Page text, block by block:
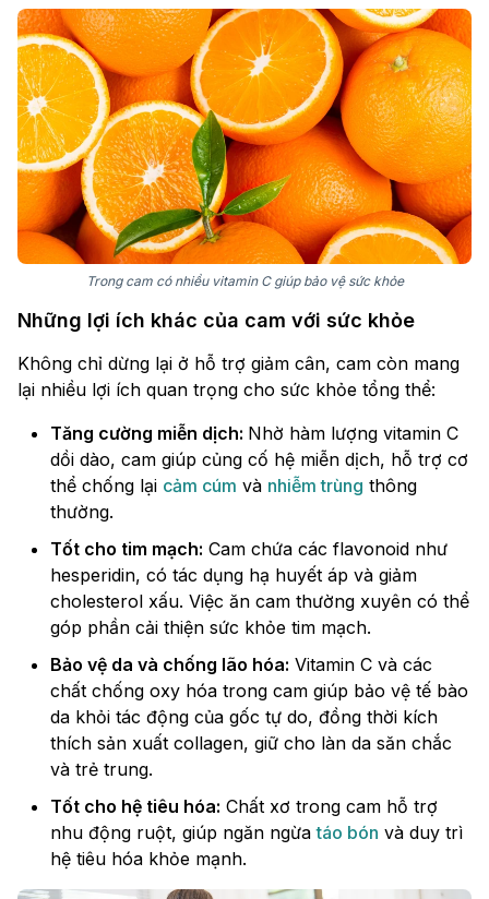
Trong cam có nhiều vitamin C giúp bảo vệ sức khỏe
Những lợi ích khác của cam với sức khỏe
Không chỉ dừng lại ở hỗ trợ giảm cân, cam còn mang
lại nhiều lợi ích quan trọng cho sức khỏe tổng thể:
Tăng cường miễn dịch: Nhờ hàm lượng vitamin C
dồi dào, cam giúp củng cố hệ miễn dịch, hỗ trợ cơ
thể chống lại cảm cúm và nhiễm trùng thông
thường.
Tốt cho tim mạch: Cam chứa các flavonoid như
hesperidin, có tác dụng hạ huyết áp và giảm
cholesterol xấu. Việc ăn cam thường xuyên có thể
góp phần cải thiện sức khỏe tim mạch.
Bảo vệ da và chống lão hóa: Vitamin C và các
chất chống oxy hóa trong cam giúp bảo vệ tế bào
da khỏi tác động của gốc tự do, đồng thời kích
thích sản xuất collagen, giữ cho làn da săn chắc
và trẻ trung.
Tốt cho hệ tiêu hóa: Chất xơ trong cam hỗ trợ
nhu động ruột, giúp ngăn ngừatáo bón và duy trì
hệ tiêu hóa khỏe mạnh.